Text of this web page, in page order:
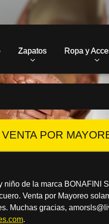
Zapatos Ropa y
POR
de la marca BONAFINI
Venta por Mayoreo
Muchas gracias,
.